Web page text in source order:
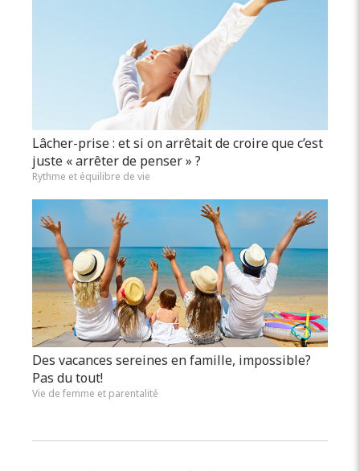
Lâcher-prise : et si on arrêtait de croire que c’est
juste « arrêter de penser » ?
Rythme et équilibre de vie
Des vacances sereines en famille, impossible?
Pas du tout!
Vie de femme et parentalité